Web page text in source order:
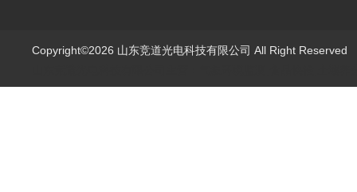
Copyright©2026 山东竞道光电科技有限公司 All Right